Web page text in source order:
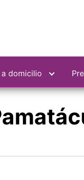
a domicilio